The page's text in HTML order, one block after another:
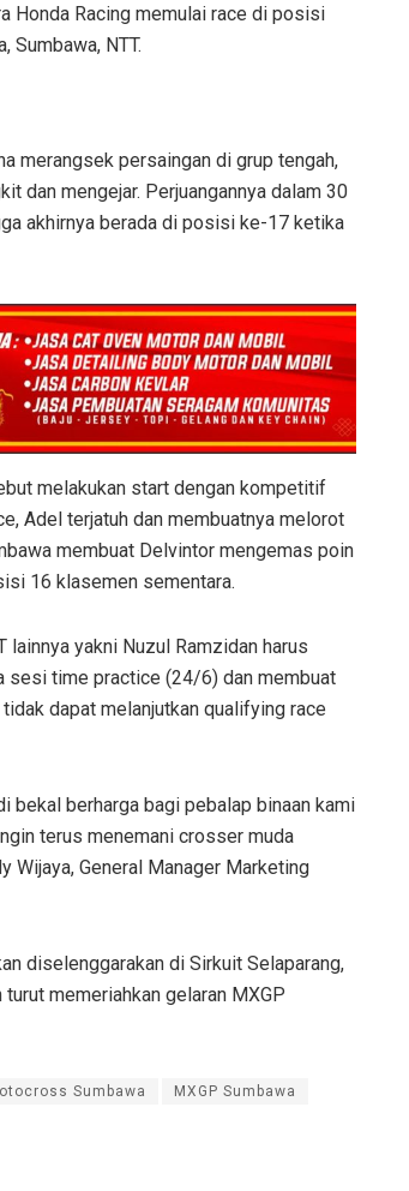
Honda Racing memulai race di posisi
Sumbawa, NTT.
merangsek persaingan di grup tengah,
dan mengejar. Perjuangannya dalam 30
akhirnya berada di posisi ke-17 ketika
melakukan start dengan kompetitif
Adel terjatuh dan membuatnya melorot
membuat Delvintor mengemas poin
16 klasemen sementara.
yakni Nuzul Ramzidan harus
sesi time practice (24/6) dan membuat
dapat melanjutkan qualifying race
bekal berharga bagi pebalap binaan kami
terus menemani crosser muda
Wijaya, General Manager Marketing
diselenggarakan di Sirkuit Selaparang,
memeriahkan gelaran MXGP
Sumbawa MXGP Sumbawa